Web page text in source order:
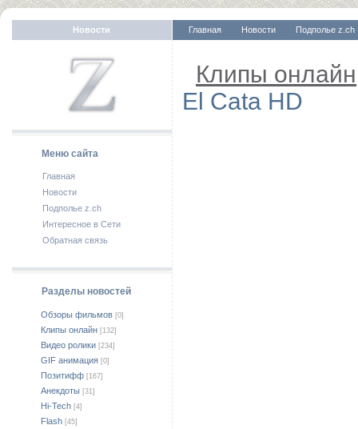
Новости Главная Новости Подполье z.ch
Клипы онлайн
El Cata HD
Меню сайта
Главная
Новости
Подполье z.ch
Интересное в Сети
Обратная связь
Разделы новостей
Обзоры фильмов [0]
Клипы онлайн [132]
Видео ролики [234]
GIF анимация [0]
Позитифф [167]
Анекдоты [31]
Hi-Tech [4]
Flash [45]